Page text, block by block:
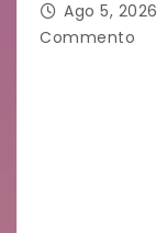
Ago 5, 2026
Commento